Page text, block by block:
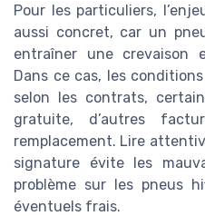
Pour les particuliers,
aussi concret, car un
entraîner une crevaison
Dans ce cas, les
selon les contrats,
gratuite, d’autres
remplacement. Lire
signature évite les
problème sur les pneus
éventuels frais.